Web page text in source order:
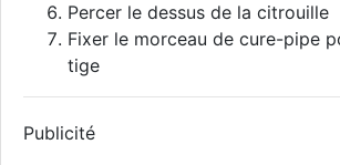
Percer le dessus de la citrouille
Fixer le morceau de cure-pipe
tige
Publicité